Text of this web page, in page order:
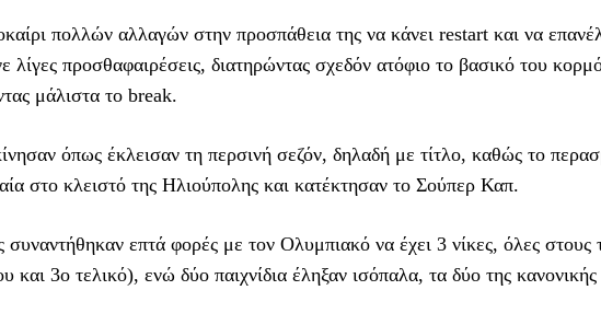
πολλών αλλαγών στην προσπάθεια της να κάνει restart και να
προσθαφαιρέσεις, διατηρώντας σχεδόν ατόφιο το βασικό του
μάλιστα το break.
όπως έκλεισαν τη περσινή σεζόν, δηλαδή με τίτλο, καθώς το
στο κλειστό της Ηλιούπολης και κατέκτησαν το Σούπερ Καπ.
επτά φορές με τον Ολυμπιακό να έχει 3 νίκες, όλες στους
3ο τελικό), ενώ δύο παιχνίδια έληξαν ισόπαλα, τα δύο της κανονικής